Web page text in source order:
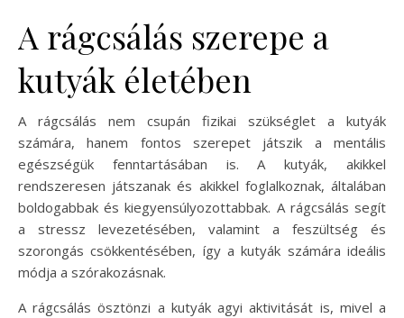
A rágcsálás szerepe a
kutyák életében
A rágcsálás nem csupán fizikai szükséglet a kutyák
számára, hanem fontos szerepet játszik a mentális
egészségük fenntartásában is. A kutyák, akikkel
rendszeresen játszanak és akikkel foglalkoznak, általában
boldogabbak és kiegyensúlyozottabbak. A rágcsálás segít
a stressz levezetésében, valamint a feszültség és
szorongás csökkentésében, így a kutyák számára ideális
módja a szórakozásnak.
A rágcsálás ösztönzi a kutyák agyi aktivitását is, mivel a